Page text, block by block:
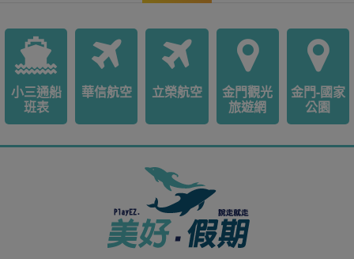
小三通船
班表
華信航空 立榮航空
金門觀光
旅遊網
金門-國家
公園